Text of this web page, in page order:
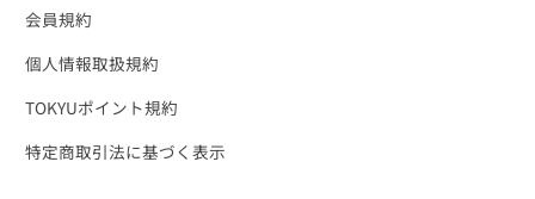
会員規約
個人情報取扱規約
TOKYUポイント規約
特定商取引法に基づく表示